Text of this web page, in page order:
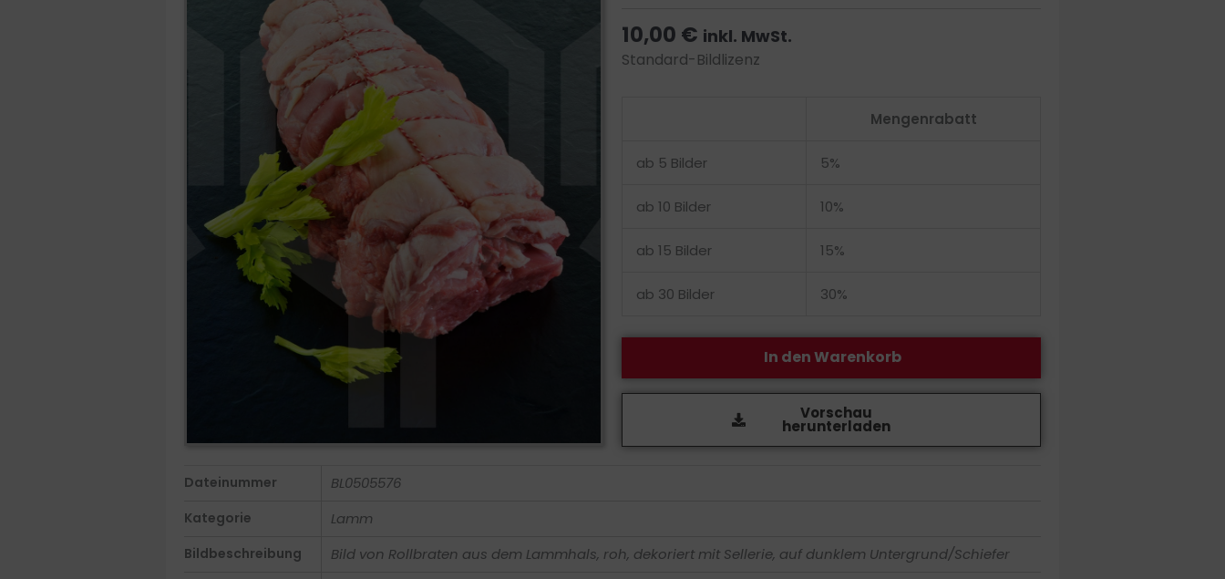
10,00 € inkl. MwSt.
Standard-Bildlizenz
Mengenrabatt
ab 5 Bilder 5%
ab 10 Bilder 10%
ab 15 Bilder 15%
ab 30 Bilder 30%
Rollbraten
dem
mit
Menge
In den Warenkorb
Vorschau
herunterladen
Dateinummer BL0505576
Kategorie Lamm
Bildbeschreibung Bild von Rollbraten aus dem Lammhals, roh, dekoriert mit Sellerie, auf dunklem Untergrund/Schiefer